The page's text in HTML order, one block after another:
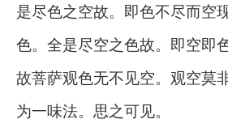
是尽色之空故。即色不尽而空
色。全是尽空之色故。即空即
故菩萨观色无不见空。观空莫
为一味法。思之可见。